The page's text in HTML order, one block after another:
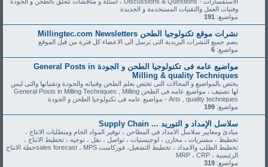
وفنيات العمل والتقنيات المستخدمة و الجديدة
مواضيع: 191
نشرات موقع تكنولوجيا الطحن Millingtec.com Newsletters
يضم جميع النشرات البريدية التى ترسل الى الاعضاء كل فترة من قبل الموقع
مواضيع: 6
مواضيع عامه فى تكنولوجيا الطحن و الجودة General Posts in
Milling & quality Techniques
يختص بالمواضيع و المجالات التى تختص بعلم الطحن وفنياته والجودة وتقنياتها والتى ليس
لها تصنيف ، مواضيع عامه فى الطحن General Posts in Milling Techniques , Milling
Arts , quality techniques - مواضيع عامه فى تكنولوجيا الطحن و الجودة
مواضيع: 199
سلاسل الإمداد و التوريد ... Supply Chain
مبادئ ومعايير سلاسل الامداد فى المطاحن ، توفير المواد الخام ومتطلبات الانتاج ،
تخطيط ، مشتريات ، مخازن ، لوجيستيات ، تواصل ، نقل ، توجيه ، تخطيط الانتاج ،
تخطيط الطلب والامداد ، تخطيط التشغيل، فوركاست sales forecast ، MPSخطة الانتاج
الرئيسية ، MRP ، CRP
مواضيع: 319